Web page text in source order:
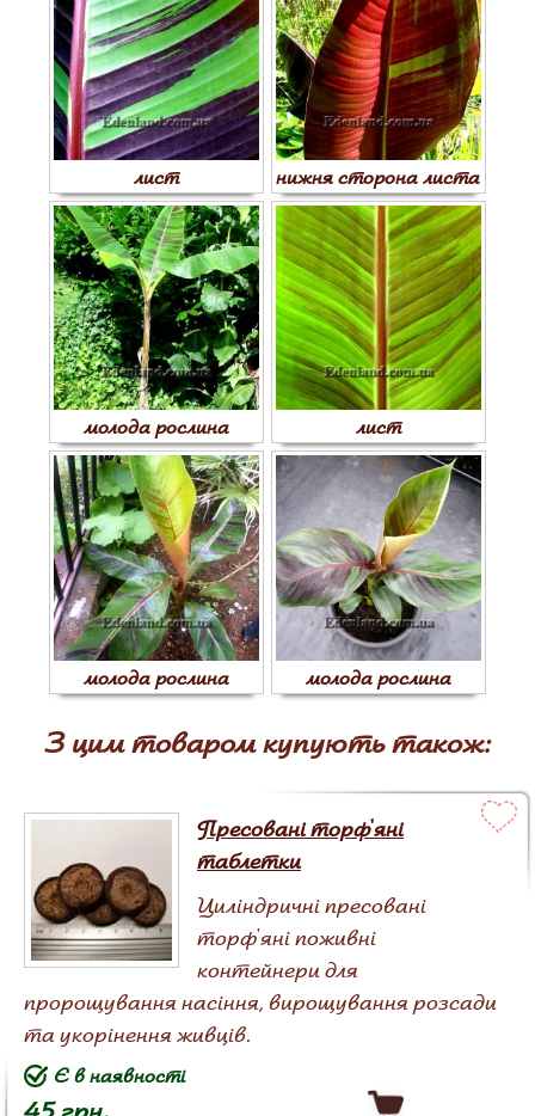
лист нижня сторона листа
молода рослина лист
молода рослина молода рослина
З цим товаром купують також:
Пресовані торф'яні
таблетки
Циліндричні пресовані
торф'яні поживні
контейнери для
пророщування насіння, вирощування розсади
та укорінення живців.
45 грн.
Є в наявності